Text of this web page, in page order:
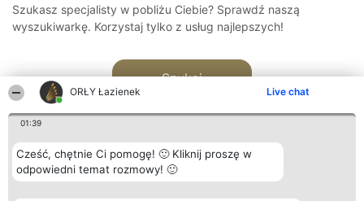
ORŁY Łazienek Live chat
01:39
Cześć, chętnie Ci pomogę! 🙂 Kliknij proszę w
odpowiedni temat rozmowy! 🙂
Szukasz specjalisty w pobliżu Ciebie? Sprawdź naszą
wyszukiwarkę. Korzystaj tylko z usług najlepszych!
Szukaj
Organizator plebiscytu Plebiscyt Kontakt